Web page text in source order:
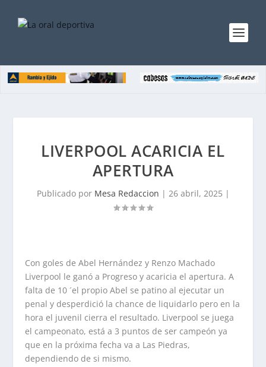
LIVERPOOL ACARICIA EL
APERTURA
Publicado por Mesa Redaccion | 26 abril, 2025 |
Con goles de Abel Hernández y Renzo Machado
Liverpool le ganó a Progreso y acaricia el apertura. A
falta de 10 ´el propio Abel se patino al ejecutar un
penal y desperdició la chance de liquidarlo pero en la
hora el juvenil cierra el resultado. Liverpool se juega
el campeonato, está a 3 puntos de ser campeón ya
que en la próxima fecha va a Las Piedras,
dependiendo de si mismo.